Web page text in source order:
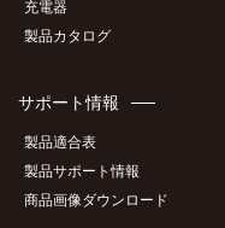
充電器
製品カタログ
サポート情報
製品適合表
製品サポート情報
商品画像ダウンロード